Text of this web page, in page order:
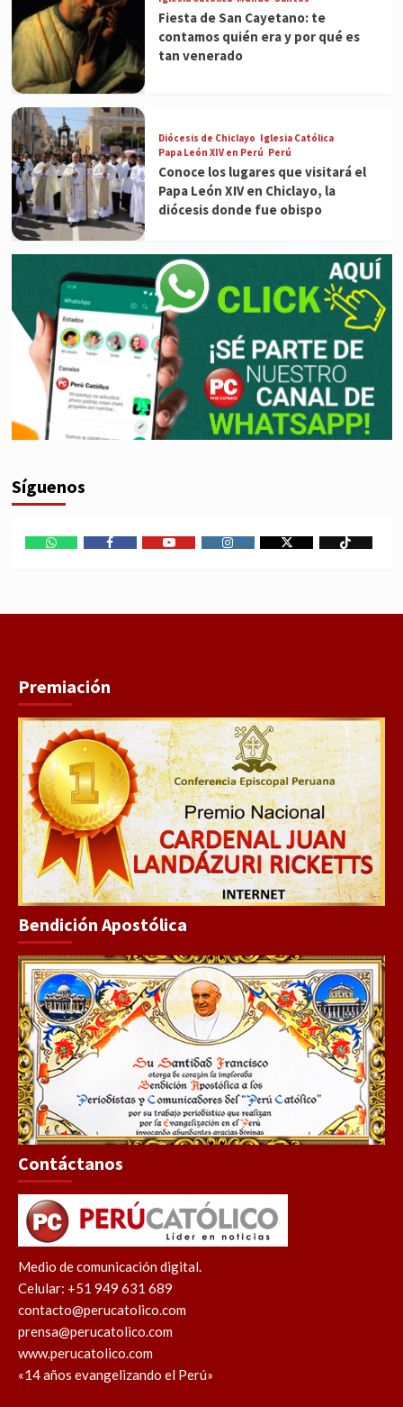
Fiesta de San Cayetano: te
contamos quién era y por qué es
tan venerado
Diócesis de Chiclayo Iglesia Católica
Papa León XIV en Perú Perú
Conoce los lugares que visitará el
Papa León XIV en Chiclayo, la
diócesis donde fue obispo
Síguenos
Premiación
Bendición Apostólica
Contáctanos
Medio de comunicación digital.
Celular: +51 949 631 689
contacto@perucatolico.com
prensa@perucatolico.com
www.perucatolico.com
«14 años evangelizando el Perú»